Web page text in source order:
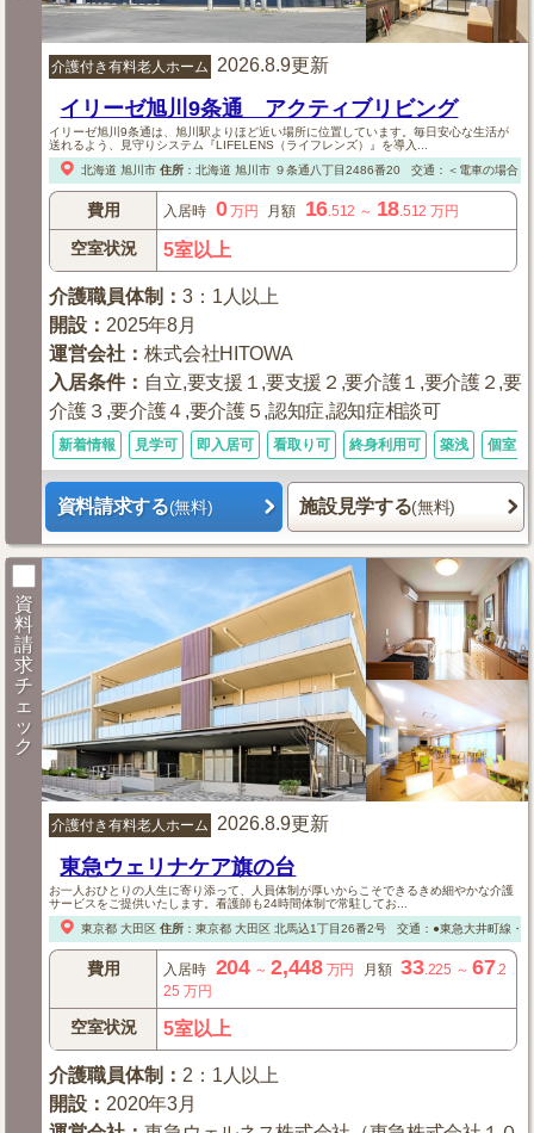
介護付き有料老人ホーム 2026.8.9更新
イリーゼ旭川9条通 アクティブリビング
イリーゼ旭川9条通は、旭川駅よりほど近い場所に位置しています。毎日安心な生活が
送れるよう、見守りシステム『LIFELENS（ライフレンズ）』を導入...
北海道 旭川市 住所： 北海道 旭川市９条通八丁目2486番20 交通：＜電車の場合＞
費用 入居時 0万円 月額 16.512 ～ 18.512 万円
空室状況 5室以上
介護職員体制 ：3：1人以上
開設 ： 2025年8月
運営会社 ：株式会社HITOWA
入居条件： 自立,要支援１,要支援２,要介護１,要介護２,要
介護３,要介護４,要介護５,認知症,認知症相談可
新着情報 見学可 即入居可 看取り可 終身利用可 築浅 個室あ
資料請求する(無料) 施設見学する(無料)
資
料
請
求
チ
ェ
ッ
ク
介護付き有料老人ホーム 2026.8.9更新
東急ウェリナケア旗の台
お一人おひとりの人生に寄り添って、人員体制が厚いからこそできるきめ細やかな介護
サービスをご提供いたします。看護師も24時間体制で常駐してお...
東京都 大田区 住所： 東京都 大田区北馬込1丁目26番2号 交通：●東急大井町線・
費用 入居時 204～2,448 万円 月額 33.225 ～67 .2
25 万円
空室状況 5室以上
介護職員体制 ： 2：1人以上
開設 ： 2020年3月